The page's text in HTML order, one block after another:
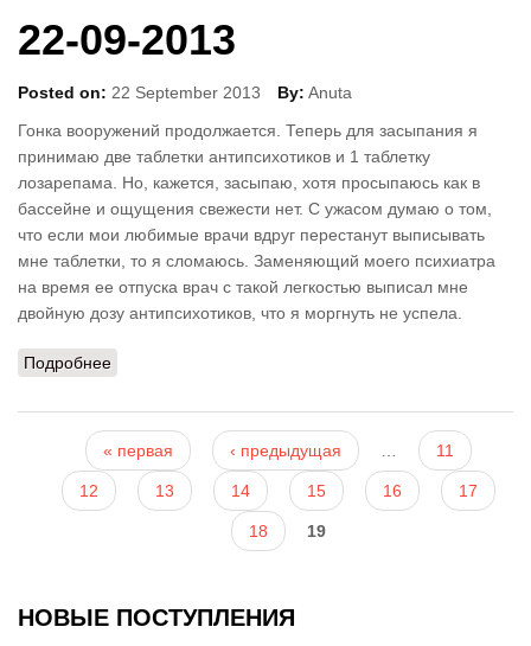
22-09-2013
Posted on: 22 September 2013 By: Anuta
Гонка вооружений продолжается. Теперь для засыпания я
принимаю две таблетки антипсихотиков и 1 таблетку
лозарепама. Но, кажется, засыпаю, хотя просыпаюсь как в
бассейне и ощущения свежести нет. С ужасом думаю о том,
что если мои любимые врачи вдруг перестанут выписывать
мне таблетки, то я сломаюсь. Заменяющий моего психиатра
на время ее отпуска врач с такой легкостью выписал мне
двойную дозу антипсихотиков, что я моргнуть не успела.
Подробнее
Страницы
« первая ‹ предыдущая 11
12 13 14 15 16 17
18 19
НОВЫЕ ПОСТУПЛЕНИЯ